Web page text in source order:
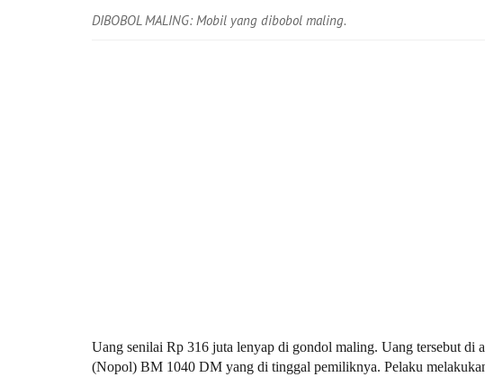
DIBOBOL MALING: Mobil yang dibobol maling.
Uang senilai Rp 316 juta lenyap di gondol maling. Uang tersebut di
(Nopol) BM 1040 DM yang di tinggal pemiliknya. Pelaku